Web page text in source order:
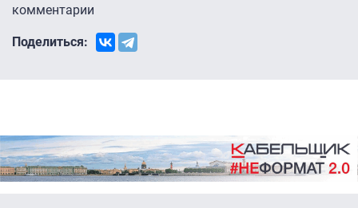
комментарии
Поделиться: